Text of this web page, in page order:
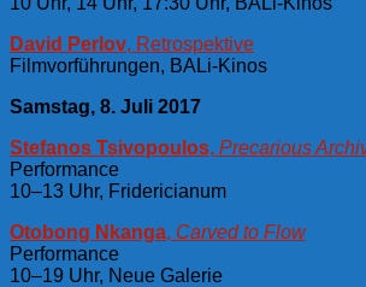
David Perlov, Retrospektive
Filmvorführungen, BALi-Kinos
Samstag, 8. Juli 2017
Stefanos Tsivopoulos, Precarious
Performance
10–13 Uhr, Fridericianum
Otobong Nkanga, Carved to Flow
Performance
10–19 Uhr, Neue Galerie